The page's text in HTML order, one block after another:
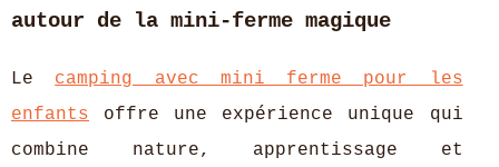
autour de la mini-ferme magique
Le camping avec mini ferme pour les
enfants offre une expérience unique qui
combine nature, apprentissage et